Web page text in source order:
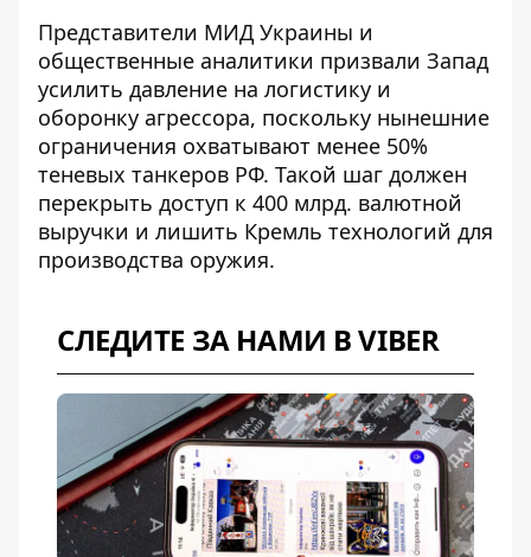
Представители МИД Украины и
общественные аналитики призвали Запад
усилить давление на логистику и
оборонку агрессора, поскольку нынешние
ограничения охватывают менее 50%
теневых танкеров РФ. Такой шаг должен
перекрыть доступ к 400 млрд. валютной
выручки и лишить Кремль технологий для
производства оружия.
СЛЕДИТЕ ЗА НАМИ В VIBER